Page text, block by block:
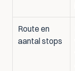
Route en
aantal stops